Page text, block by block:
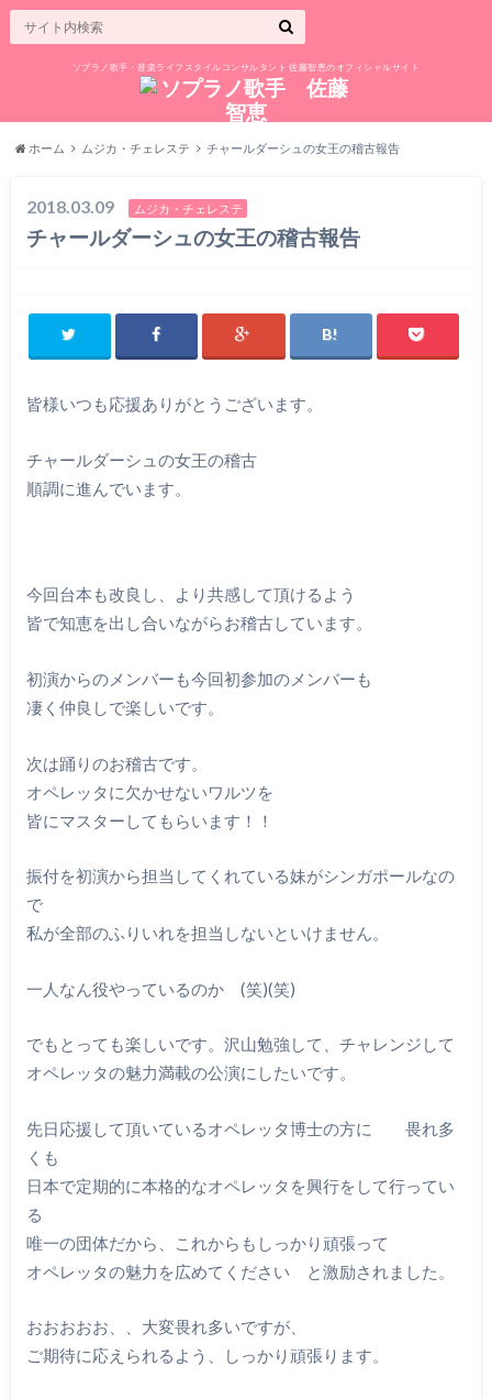
ソプラノ歌手・音楽ライフスタイルコンサルタント 佐藤智恵のオフィシャルサイト
ホーム ムジカ・チェレステ チャールダーシュの女王の稽古報告
2018.03.09 ムジカ・チェレステ
チャールダーシュの女王の稽古報告
皆様いつも応援ありがとうございます。
チャールダーシュの女王の稽古
順調に進んでいます。
今回台本も改良し、より共感して頂けるよう
皆で知恵を出し合いながらお稽古しています。
初演からのメンバーも今回初参加のメンバーも
凄く仲良しで楽しいです。
次は踊りのお稽古です。
オペレッタに欠かせないワルツを
皆にマスターしてもらいます！！
振付を初演から担当してくれている妹がシンガポールなの
で
私が全部のふりいれを担当しないといけません。
一人なん役やっているのか (笑)(笑)
でもとっても楽しいです。沢山勉強して、チャレンジして
オペレッタの魅力満載の公演にしたいです。
先日応援して頂いているオペレッタ博士の方に 畏れ多
くも
日本で定期的に本格的なオペレッタを興行をして行ってい
る
唯一の団体だから、これからもしっかり頑張って
オペレッタの魅力を広めてください と激励されました。
おおおおお、、大変畏れ多いですが、
ご期待に応えられるよう、しっかり頑張ります。